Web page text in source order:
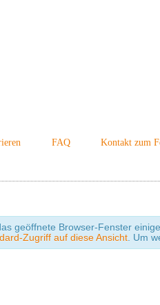
FAQ Kontakt zum
geöffnete Browser-Fenster
Zugriff auf diese Ansicht. Um